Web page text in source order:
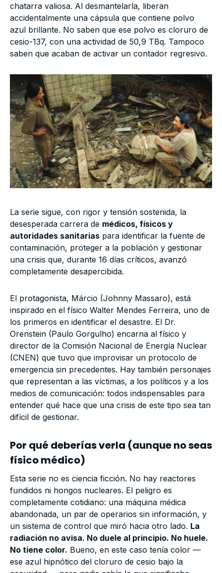
chatarra valiosa. Al desmantelarla, liberan
accidentalmente una cápsula que contiene polvo
azul brillante. No saben que ese polvo es cloruro de
cesio-137, con una actividad de 50,9 TBq. Tampoco
saben que acaban de activar un contador regresivo.
La serie sigue, con rigor y tensión sostenida, la
desesperada carrera de médicos, físicos y
autoridades sanitarias para identificar la fuente de
contaminación, proteger a la población y gestionar
una crisis que, durante 16 días críticos, avanzó
completamente desapercibida.
El protagonista, Márcio (Johnny Massaro), está
inspirado en el físico Walter Mendes Ferreira, uno de
los primeros en identificar el desastre. El Dr.
Orenstein (Paulo Gorgulho) encarna al físico y
director de la Comisión Nacional de Energía Nuclear
(CNEN) que tuvo que improvisar un protocolo de
emergencia sin precedentes. Hay también personajes
que representan a las víctimas, a los políticos y a los
medios de comunicación: todos indispensables para
entender qué hace que una crisis de este tipo sea tan
difícil de gestionar.
Por qué deberías verla (aunque no seas
físico médico)
Esta serie no es ciencia ficción. No hay reactores
fundidos ni hongos nucleares. El peligro es
completamente cotidiano: una máquina médica
abandonada, un par de operarios sin información, y
un sistema de control que miró hacia otro lado. La
radiación no avisa. No duele al principio. No huele.
No tiene color. Bueno, en este caso tenía color —
ese azul hipnótico del cloruro de cesio bajo la